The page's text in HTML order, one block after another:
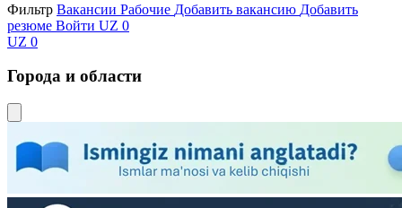
Фильтр Вакансии Рабочие Добавить вакансию Добавить
резюме Войти UZ 0
UZ 0
Города и области